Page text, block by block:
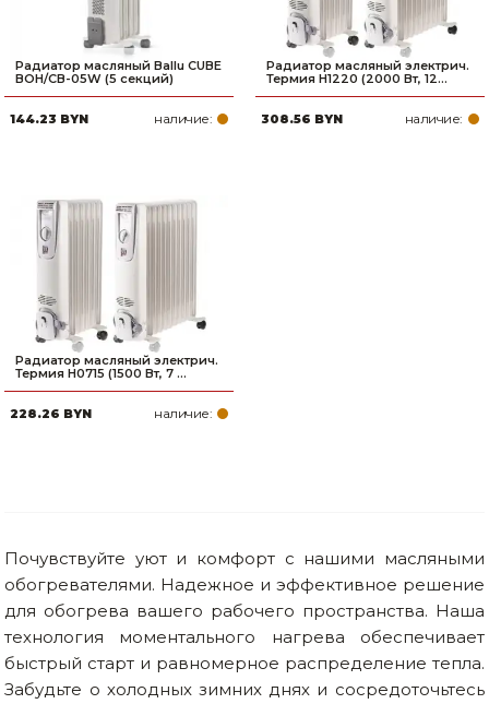
Радиатор масляный Ballu CUBE
BOH/CB-05W (5 секций)
144.23 BYN наличие:
Радиатор масляный электрич.
Термия H1220 (2000 Вт, 12...
308.56 BYN наличие:
Радиатор масляный электрич.
Термия H0715 (1500 Вт, 7 ...
228.26 BYN наличие:
Почувствуйте уют и комфорт с нашими масляными
обогревателями. Надежное и эффективное решение
для обогрева вашего рабочего пространства. Наша
технология моментального нагрева обеспечивает
быстрый старт и равномерное распределение тепла.
Забудьте о холодных зимних днях и сосредоточьтесь